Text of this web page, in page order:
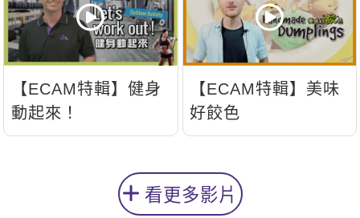
【ECAM特輯】健身
動起來！
【ECAM特輯】美味
好餃色
看更多影片